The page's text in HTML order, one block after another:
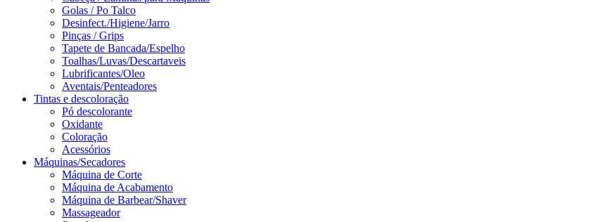
Golas / Po Talco
Desinfect./Higiene/Jarro
Pinças / Grips
Tapete de Bancada/Espelho
Toalhas/Luvas/Descartaveis
Lubrificantes/Oleo
Aventais/Penteadores
Tintas e descoloração
Pó descolorante
Oxidante
Coloração
Acessórios
Máquinas/Secadores
Máquina de Corte
Máquina de Acabamento
Máquina de Barbear/Shaver
Massageador